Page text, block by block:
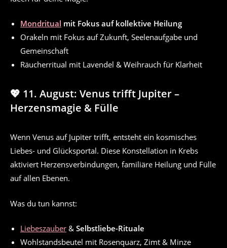
Mondritual mit Fokus auf kollektive Heilung
Orakeln mit Fokus auf Zukunft, Seelenaufgabe und
Gemeinschaft
Räucherritual mit Lavendel & Weihrauch für Klarheit
💖 11. August: Venus trifft Jupiter –
Herzensmagie & Fülle
Wenn Venus auf Jupiter trifft, entsteht ein kosmisches
Liebes- und Glücksportal. Diese Konstellation in Krebs
aktiviert Herzensverbindungen, familiäre Heilung und Fülle
auf allen Ebenen.
Was du tun kannst:
Liebeszauber & Selbstliebe-Rituale
Wohlstandsbeutel mit Rosenquarz, Zimt & Minze